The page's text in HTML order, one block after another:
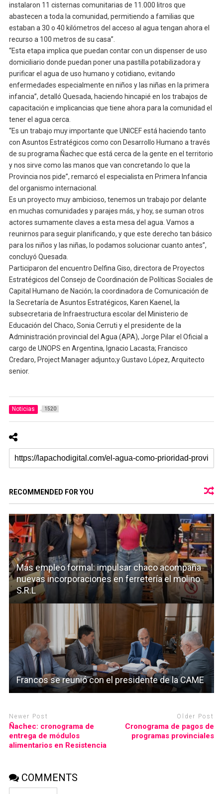
instalaron 11 cisternas comunitarias de 11.000 litros que
abastecen a toda la comunidad, permitiendo a familias que
estaban a 30 o 40 kilómetros del acceso al agua tengan ahora el
recurso a 100 metros de su casa”.
“Esta etapa implica que puedan contar con un dispenser de uso
domiciliario donde puedan poner una pastilla potabilizadora y
purificar el agua de uso humano y cotidiano, evitando
enfermedades especialmente en niños y las niñas en la primera
infancia”, detalló Quesada, haciendo hincapié en los trabajos de
capacitación e implicancias que tiene ahora para la comunidad el
tener el agua cerca.
“Es un trabajo muy importante que UNICEF está haciendo tanto
con Asuntos Estratégicos como con Desarrollo Humano a través
de su programa Ñachec que está cerca de la gente en el territorio
y nos sirve como las manos que van concretando lo que la
Provincia nos pide”, remarcó el especialista en Primera Infancia
del organismo internacional.
Es un proyecto muy ambicioso, tenemos un trabajo por delante
en muchas comunidades y parajes más, y hoy, se suman otros
actores sumamente claves a esta mesa del agua. Vamos a
reunirnos para seguir planificando, y que este derecho tan básico
para los niños y las niñas, lo podamos solucionar cuanto antes”,
concluyó Quesada.
Participaron del encuentro Delfina Giso, directora de Proyectos
Estratégicos del Consejo de Coordinación de Políticas Sociales de
Capital Humano de Nación; la coordinadora de Comunicación de
la Secretaría de Asuntos Estratégicos, Karen Kaenel, la
subsecretaria de Infraestructura escolar del Ministerio de
Educación del Chaco, Sonia Cerruti y el presidente de la
Administración provincial del Agua (APA), Jorge Pilar el Oficial a
cargo de UNOPS en Argentina, Ignacio Lacasta; Francisco
Credaro, Project Manager adjunto;y Gustavo López, Arquitecto
senior.
Noticias 1520
RECOMMENDED FOR YOU
Más empleo formal: impulsar chaco acompaña
nuevas incorporaciones en ferretería el molino
S.R.L
Francos se reunió con el presidente de la CAME
Newer Post
Ñachec: cronograma de
entrega de módulos
alimentarios en Resistencia
Older Post
Cronograma de pagos de
programas provinciales
COMMENTS